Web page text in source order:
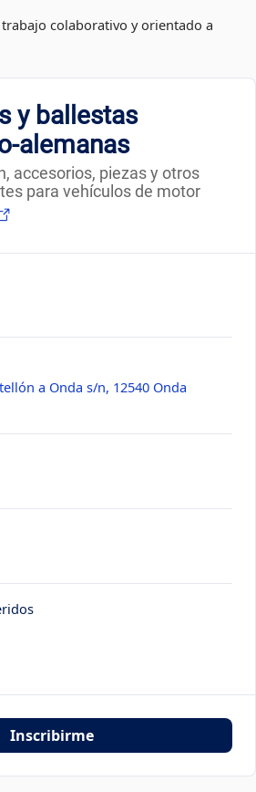
trabajo colaborativo y orientado a
y ballestas
alemanas
accesorios, piezas y otros
para vehículos de motor
a Onda s/n, 12540 Onda